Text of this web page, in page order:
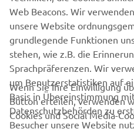
UNTERNEHMEN
Web Beacons. Wir
unsere Website
grundlegende Funktionen
stehen, wie z.B. die
Sprachpräferenzen. Wir
um Benutzerstatistiken auf
Basis in Übereinstimmung
Datenschutzbehörden zu
Besucher unsere Website
Wenn Sie Ihre Einwilligung
Button erteilen, verwenden
Cookies und Social Media-